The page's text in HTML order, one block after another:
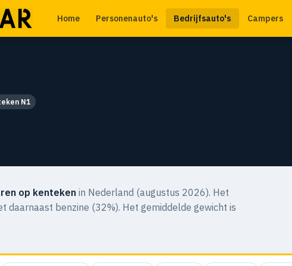
Home Personenauto's Bedrijfsauto's Campers
N1
op kentekenin Nederland (augustus 2026). Het
daarnaast benzine (32%). Het gemiddelde gewicht is